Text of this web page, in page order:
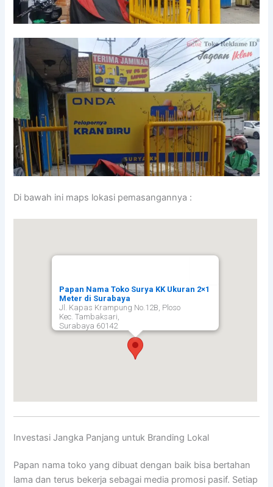
Di bawah ini maps lokasi pemasangannya :
Papan Nama Toko Surya KK Ukuran 2×1
Meter di Surabaya
Jl. Kapas Krampung No.12B, Ploso
Kec. Tambaksari,
Surabaya 60142
Investasi Jangka Panjang untuk Branding Lokal
Papan nama toko yang dibuat dengan baik bisa bertahan
lama dan terus bekerja sebagai media promosi pasif. Setiap